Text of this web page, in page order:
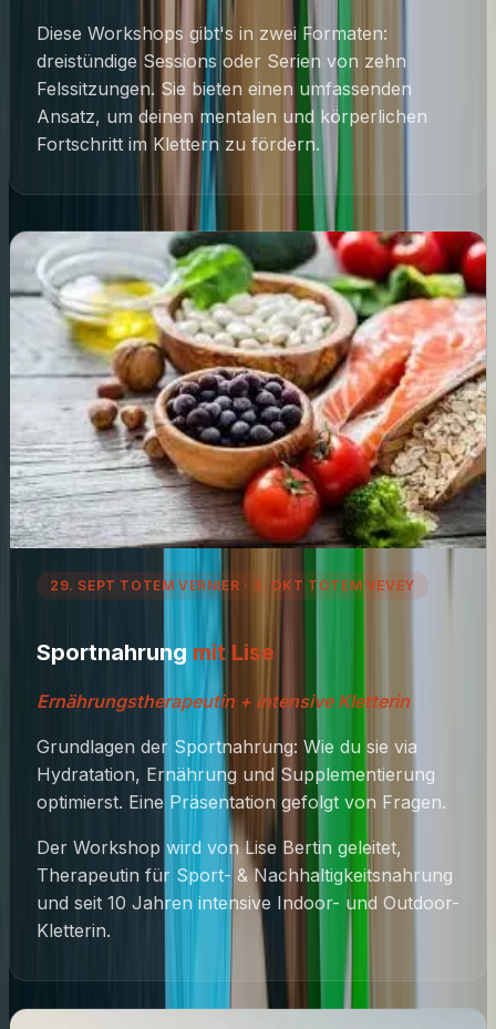
Diese Workshops gibt's in zwei Formaten:
dreistündige Sessions oder Serien von zehn
Felssitzungen. Sie bieten einen umfassenden
Ansatz, um deinen mentalen und körperlichen
Fortschritt im Klettern zu fördern.
29. SEPT TOTEM VERNIER · 3. OKT TOTEM VEVEY
Sportnahrung mit Lise
Ernährungstherapeutin + intensive Kletterin
Grundlagen der Sportnahrung: Wie du sie via
Hydratation, Ernährung und Supplementierung
optimierst. Eine Präsentation gefolgt von Fragen.
Der Workshop wird von Lise Bertin geleitet,
Therapeutin für Sport- & Nachhaltigkeitsnahrung
und seit 10 Jahren intensive Indoor- und Outdoor-
Kletterin.